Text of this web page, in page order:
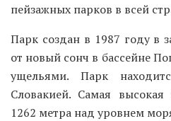
пейзажных парков в всей
Парк создан в 1987 году в
от новый сонч в бассейне
ущельями. Парк
Словакией. Самая
1262 метра над уровнем